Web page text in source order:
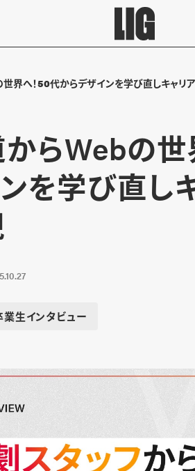
界へ！50代からデザインを学び直しキャリ
らWebの世
を学び直し
業生インタビュー